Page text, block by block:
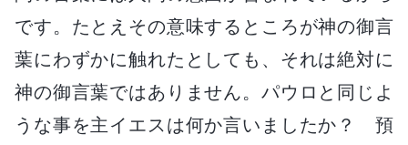
です。たとえその意味するところが神の御言
葉にわずかに触れたとしても、それは絶対に
神の御言葉ではありません。パウロと同じよ
うな事を主イエスは何か言いましたか？ 預